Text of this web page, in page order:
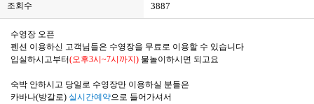
조회수 3887
수영장 오픈
펜션 이용하신 고객님들은 수영장을 무료로 이용할 수 있습니다
입실하시고부터(오후3시~7시까지) 물놀이하시면 되고요
숙박 안하시고 당일로 수영장만 이용하실 분들은
카바나(방갈로) 실시간예약으로 들어가셔서